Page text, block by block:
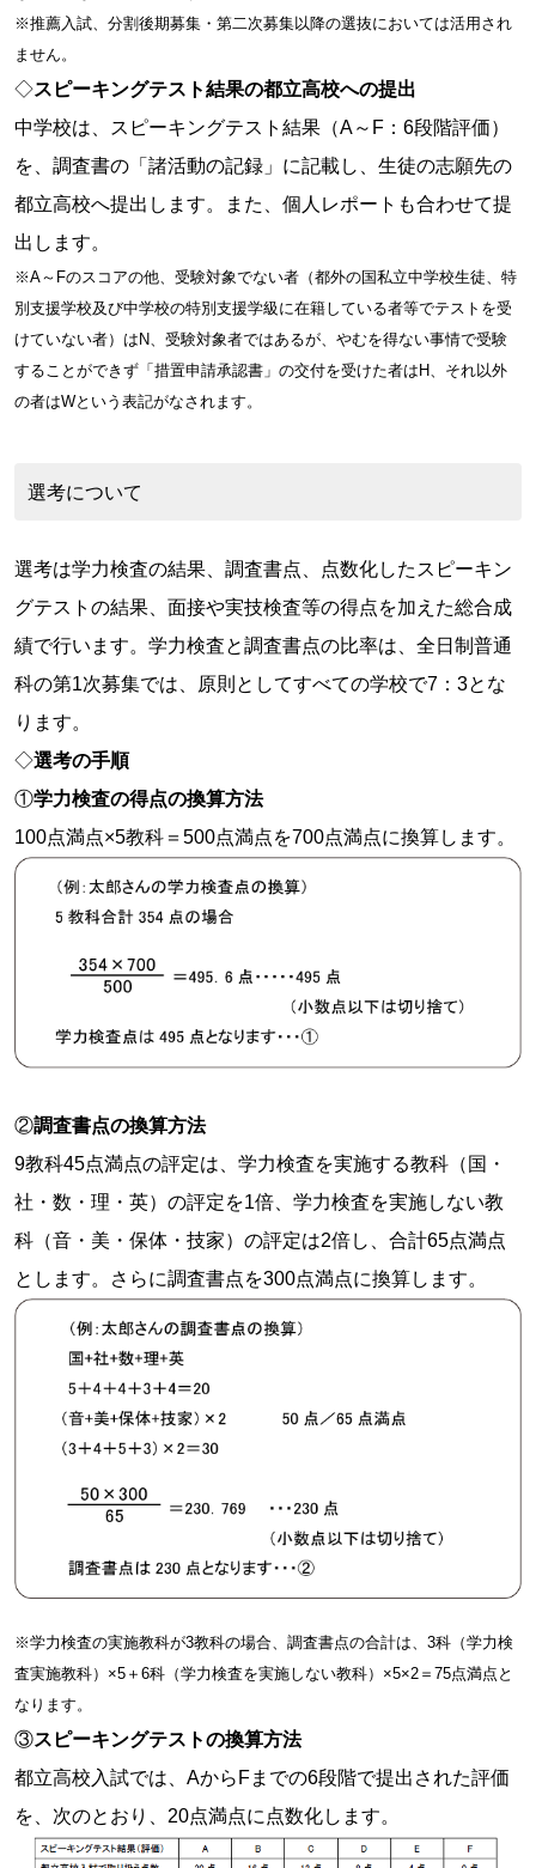
※推薦入試、分割後期募集・第二次募集以降の選抜においては活用され
ません。
◇スピーキングテスト結果の都立高校への提出
中学校は、スピーキングテスト結果（A～F：6段階評価）
を、調査書の「諸活動の記録」に記載し、生徒の志願先の
都立高校へ提出します。また、個人レポートも合わせて提
出します。
※A～Fのスコアの他、受験対象でない者（都外の国私立中学校生徒、特
別支援学校及び中学校の特別支援学級に在籍している者等でテストを受
けていない者）はN、受験対象者ではあるが、やむを得ない事情で受験
することができず「措置申請承認書」の交付を受けた者はH、それ以外
の者はWという表記がなされます。
選考について
選考は学力検査の結果、調査書点、点数化したスピーキン
グテストの結果、面接や実技検査等の得点を加えた総合成
績で行います。学力検査と調査書点の比率は、全日制普通
科の第1次募集では、原則としてすべての学校で7：3とな
ります。
◇選考の手順
①学力検査の得点の換算方法
100点満点×5教科＝500点満点を700点満点に換算します。
②調査書点の換算方法
9教科45点満点の評定は、学力検査を実施する教科（国・
社・数・理・英）の評定を1倍、学力検査を実施しない教
科（音・美・保体・技家）の評定は2倍し、合計65点満点
とします。さらに調査書点を300点満点に換算します。
※学力検査の実施教科が3教科の場合、調査書点の合計は、3科（学力検
査実施教科）×5＋6科（学力検査を実施しない教科）×5×2＝75点満点と
なります。
③スピーキングテストの換算方法
都立高校入試では、AからFまでの6段階で提出された評価
を、次のとおり、20点満点に点数化します。